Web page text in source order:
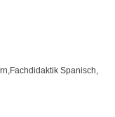
Spanisch,